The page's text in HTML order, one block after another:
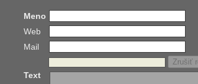
Meno
Web
Mail
Text